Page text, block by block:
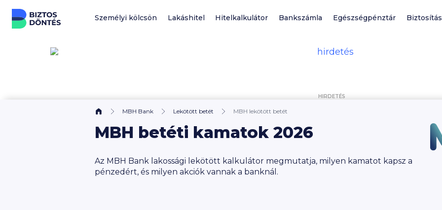
Ugrás a tartalomhoz
Személyi kölcsön Lakáshitel Hitelkalkulátor Bankszámla Egészségpénztár Biztosítás
HIRDETÉS
MBH Bank Lekötött betét MBH lekötött betét
MBH betéti kamatok 2026
Az MBH Bank lakossági lekötött kalkulátor megmutatja, milyen kamatot kapsz a
pénzedért, és milyen akciók vannak a banknál.